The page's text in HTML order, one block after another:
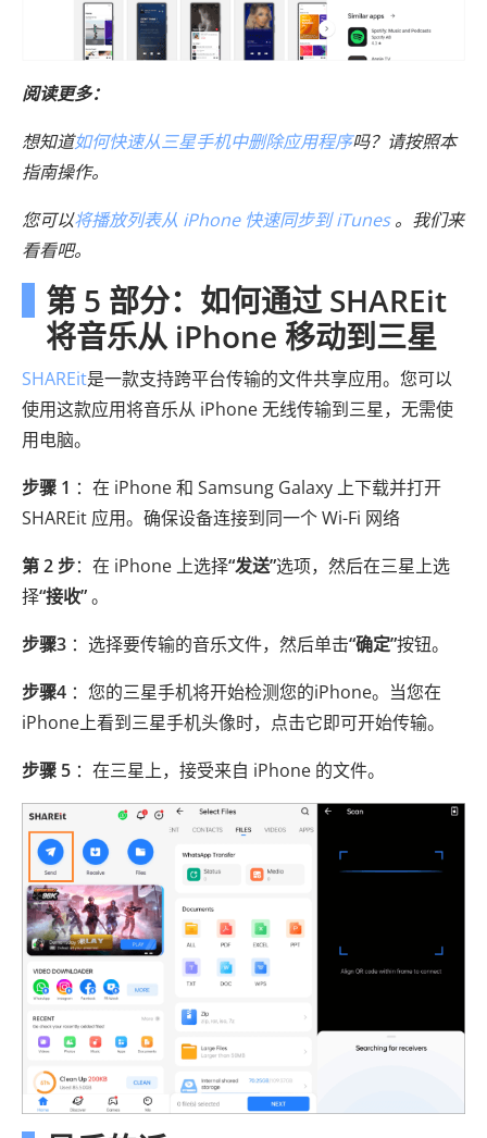
阅读更多：
想知道如何快速从三星手机中删除应用程序吗？请按照本
指南操作。
您可以将播放列表从 iPhone 快速同步到 iTunes。我们来
看看吧。
第 5 部分：如何通过 SHAREit
将音乐从 iPhone 移动到三星
SHAREit是一款支持跨平台传输的文件共享应用。您可以
使用这款应用将音乐从 iPhone 无线传输到三星，无需使
用电脑。
步骤 1 ：在 iPhone 和 Samsung Galaxy 上下载并打开
SHAREit 应用。确保设备连接到同一个 Wi-Fi 网络
第 2 步：在 iPhone 上选择“发送”选项，然后在三星上选
择“接收”。
步骤3 ：选择要传输的音乐文件，然后单击“确定”按钮。
步骤4 ：您的三星手机将开始检测您的iPhone。当您在
iPhone上看到三星手机头像时，点击它即可开始传输。
步骤 5 ：在三星上，接受来自 iPhone 的文件。